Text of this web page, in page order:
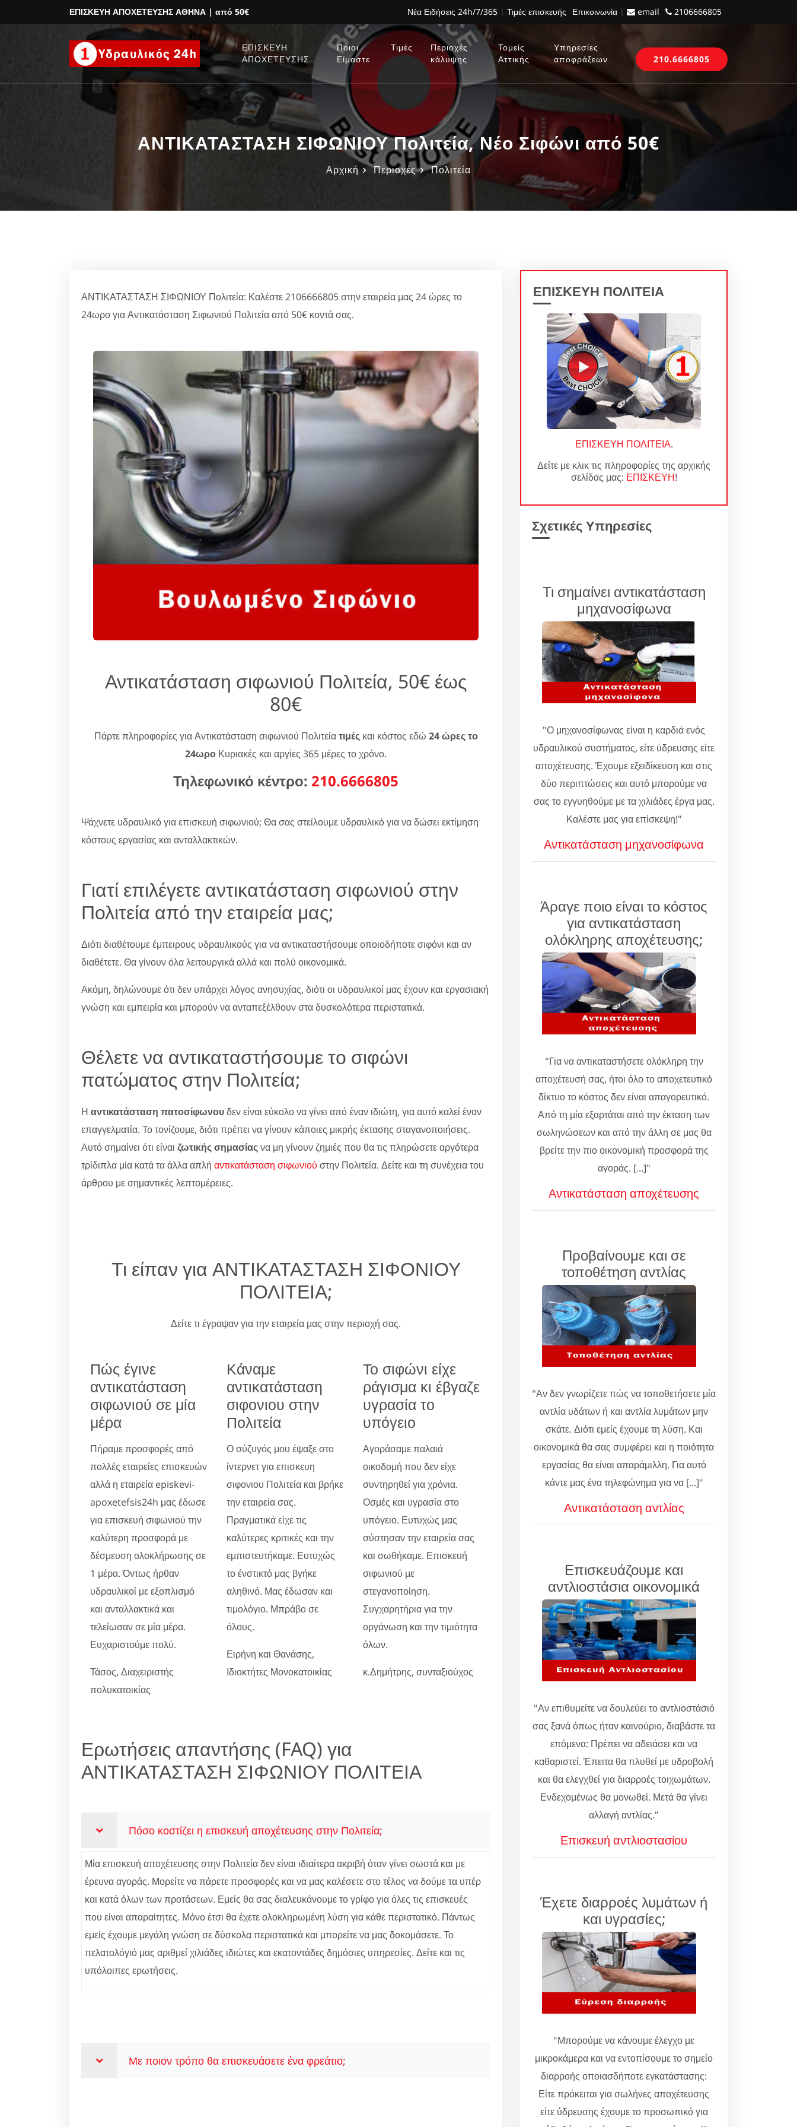
ΕΠΙΣΚΕΥΗ ΑΠΟΧΕΤΕΥΣΗΣ ΑΘΗΝΑ | από 50€ Νέα Ειδήσεις 24h/7/365 | Τιμές επισκευής Επικοινωνία | email 2106666805
ΕΠΙΣΚΕΥΗ
ΑΠΟΧΕΤΕΥΣΗΣ
Ποιοι
Είμαστε
Τιμές
Περιοχές
κάλυψης
Τομείς
Αττικής
Υπηρεσίες
αποφράξεων
210.6666805
ΑΝΤΙΚΑΤΑΣΤΑΣΗ ΣΙΦΩΝΙΟΥ Πολιτεία, Νέο Σιφώνι από 50€
Αρχική Περιοχές Πολιτεία
ΑΝΤΙΚΑΤΑΣΤΑΣΗ ΣΙΦΩΝΙΟΥ Πολιτεία: Καλέστε 2106666805 στην εταιρεία μας 24 ώρες το
24ωρο για Αντικατάσταση Σιφωνιού Πολιτεία από 50€ κοντά σας.
Αντικατάσταση σιφωνιού Πολιτεία, 50€ έως
80€
Πάρτε πληροφορίες για Αντικατάσταση σιφωνιού Πολιτείατιμέςκαι κόστος εδώ 24 ώρες το
24ωρο Κυριακές και αργίες 365 μέρες το χρόνο.
Τηλεφωνικό κέντρο: 210.6666805
Ψάχνετε υδραυλικό για επισκευή σιφωνιού; Θα σας στείλουμε υδραυλικό για να δώσει εκτίμηση
κόστους εργασίας και ανταλλακτικών.
Γιατί επιλέγετε αντικατάσταση σιφωνιού στην
Πολιτεία από την εταιρεία μας;
Διότι διαθέτουμε έμπειρους υδραυλικούς για να αντικαταστήσουμε οποιοδήποτε σιφόνι και αν
διαθέτετε. Θα γίνουν όλα λειτουργικά αλλά και πολύ οικονομικά.
Ακόμη, δηλώνουμε ότι δεν υπάρχει λόγος ανησυχίας, διότι οι υδραυλικοί μας έχουν και εργασιακή
γνώση και εμπειρία και μπορούν να ανταπεξέλθουν στα δυσκολότερα περιστατικά.
Θέλετε να αντικαταστήσουμε το σιφώνι
πατώματος στην Πολιτεία;
Η αντικατάσταση πατοσίφωνουδεν είναι εύκολο να γίνει από έναν ιδιώτη, για αυτό καλεί έναν
επαγγελματία. Το τονίζουμε, διότι πρέπει να γίνουν κάποιες μικρής έκτασης σταγανοποιήσεις.
Αυτό σημαίνει ότι είναι ζωτικής σημασίαςνα μη γίνουν ζημιές που θα τις πληρώσετε αργότερα
τρίδιπλα μία κατά τα άλλα απλή αντικατάσταση σιφωνιού στην Πολιτεία. Δείτε και τη συνέχεια του
άρθρου με σημαντικές λεπτομέρειες.
Τι είπαν για ΑΝΤΙΚΑΤΑΣΤΑΣΗ ΣΙΦΟΝΙΟΥ
ΠΟΛΙΤΕΙΑ;
Δείτε τι έγραψαν για την εταιρεία μας στην περιοχή σας.
Πώς έγινε
αντικατάσταση
σιφωνιού σε μία
μέρα
Πήραμε προσφορές από
πολλές εταιρείες επισκευών
αλλά η εταιρεία episkevi-
apoxetefsis24h μας έδωσε
για επισκευή σιφωνιού την
καλύτερη προσφορά με
δέσμευση ολοκλήρωσης σε
1 μέρα. Όντως ήρθαν
υδραυλικοί με εξοπλισμό
και ανταλλακτικά και
τελείωσαν σε μία μέρα.
Ευχαριστούμε πολύ.
Τάσος, Διαχειριστής
πολυκατοικίας
Κάναμε
αντικατάσταση
σιφονιου στην
Πολιτεία
Ο σύζυγός μου έψαξε στο
ίντερνετ για επισκευη
σιφονιου Πολιτεία και βρήκε
την εταιρεία σας.
Πραγματικά είχε τις
καλύτερες κριτικές και την
εμπιστευτήκαμε. Ευτυχώς
το ένστικτό μας βγήκε
αληθινό. Μας έδωσαν και
τιμολόγιο. Μπράβο σε
όλους.
Ειρήνη και Θανάσης,
Ιδιοκτήτες Μονοκατοικίας
Το σιφώνι είχε
ράγισμα κι έβγαζε
υγρασία το
υπόγειο
Αγοράσαμε παλαιά
οικοδομή που δεν είχε
συντηρηθεί για χρόνια.
Οσμές και υγρασία στο
υπόγειο. Ευτυχώς μας
σύστησαν την εταιρεία σας
και σωθήκαμε. Επισκευή
σιφωνιού με
στεγανοποίηση.
Συγχαρητήρια για την
οργάνωση και την τιμιότητα
όλων.
κ.Δημήτρης, συνταξιούχος
Ερωτήσεις απαντήσης (FAQ) για
ΑΝΤΙΚΑΤΑΣΤΑΣΗ ΣΙΦΩΝΙΟΥ ΠΟΛΙΤΕΙΑ
Πόσο κοστίζει η επισκευή αποχέτευσης στην Πολιτεία;
Μία επισκευή αποχέτευσης στην Πολιτεία δεν είναι ιδιαίτερα ακριβή όταν γίνει σωστά και με
έρευνα αγοράς. Μορείτε να πάρετε προσφορές και να μας καλέσετε στο τέλος να δούμε τα υπέρ
και κατά όλων των προτάσεων. Εμείς θα σας διαλευκάνουμε το γρίφο για όλες τις επισκευές
που είναι απαραίτητες. Μόνο έτσι θα έχετε ολοκληρωμένη λύση για κάθε περιστατικό. Πάντως
εμείς έχουμε μεγάλη γνώση σε δύσκολα περιστατικά και μπορείτε να μας δοκομάσετε. Το
πελατολόγιό μας αριθμεί χιλιάδες ιδιώτες και εκατοντάδες δημόσιες υπηρεσίες. Δείτε και τις
υπόλοιπες ερωτήσεις.
Με ποιον τρόπο θα επισκευάσετε ένα φρεάτιο;
ΕΠΙΣΚΕΥΗ ΠΟΛΙΤΕΙΑ
ΕΠΙΣΚΕΥΗ ΠΟΛΙΤΕΙΑ.
Δείτε με κλικ τις πληροφορίες της αρχικής
σελίδας μας: ΕΠΙΣΚΕΥΗ!
Σχετικές Υπηρεσίες
Τι σημαίνει αντικατάσταση
μηχανοσίφωνα
"Ο μηχανοσίφωνας είναι η καρδιά ενός
υδραυλικού συστήματος, είτε ύδρευσης είτε
αποχέτευσης. Έχουμε εξειδίκευση και στις
δύο περιπτώσεις και αυτό μπορούμε να
σας το εγγυηθούμε με τα χιλιάδες έργα μας.
Καλέστε μας για επίσκεψη!"
Αντικατάσταση μηχανοσίφωνα
Άραγε ποιο είναι το κόστος
για αντικατάσταση
ολόκληρης αποχέτευσης;
"Για να αντικαταστήσετε ολόκληρη την
αποχέτευσή σας, ήτοι όλο το αποχετευτικό
δίκτυο το κόστος δεν είναι απαγορευτικό.
Από τη μία εξαρτάται από την έκταση των
σωληνώσεων και από την άλλη σε μας θα
βρείτε την πιο οικονομική προσφορά της
αγοράς. [...]"
Αντικατάσταση αποχέτευσης
Προβαίνουμε και σε
τοποθέτηση αντλίας
"Αν δεν γνωρίζετε πώς να τοποθετήσετε μία
αντλία υδάτων ή και αντλία λυμάτων μην
σκάτε. Διότι εμείς έχουμε τη λύση. Και
οικονομικά θα σας συμφέρει και η ποιότητα
εργασίας θα είναι απαράμιλλη. Για αυτό
κάντε μας ένα τηλεφώνημα για να [...]"
Αντικατάσταση αντλίας
Επισκευάζουμε και
αντλιοστάσια οικονομικά
"Αν επιθυμείτε να δουλεύει το αντλιοστάσιό
σας ξανά όπως ήταν καινούριο, διαβάστε τα
επόμενα: Πρέπει να αδειάσει και να
καθαριστεί. Έπειτα θα πλυθεί με υδροβολή
και θα ελεγχθεί για διαρροές τοιχωμάτων.
Ενδεχομένως θα μονωθεί. Μετά θα γίνει
αλλαγή αντλίας."
Επισκευή αντλιοστασίου
Έχετε διαρροές λυμάτων ή
και υγρασίες;
"Μπορούμε να κάνουμε έλεγχο με
μικροκάμερα και να εντοπίσουμε το σημείο
διαρροής οποιασδήποτε εγκατάστασης:
Είτε πρόκειται για σωλήνες αποχέτευσης
είτε ύδρευσης έχουμε το προσωπικό για